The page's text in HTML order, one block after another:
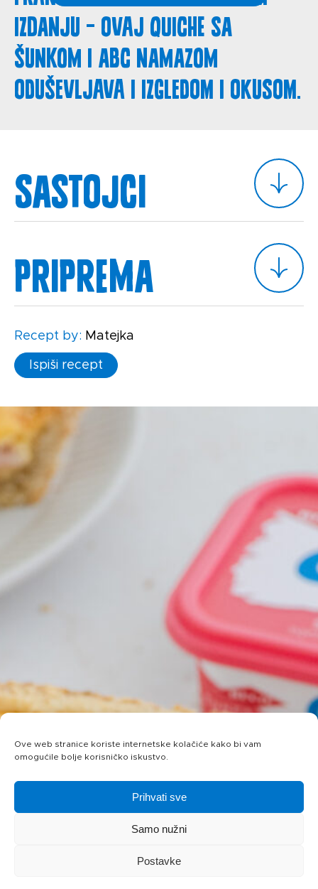
Ove web stranice koriste internetske kolačiće kako bi vam
omogućile bolje korisničko iskustvo.
Prihvati sve
Samo nužni
Postavke
izdanju – ovaj quiche sa
šunkom i ABC namazom
oduševljava i izgledom i okusom.
Sastojci
Priprema
Recept by: Matejka
Ispiši recept